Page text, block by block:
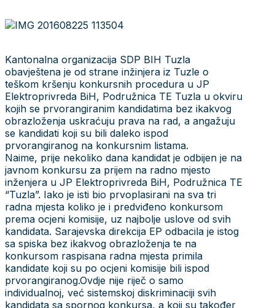
Kantonalna organizacija SDP BIH Tuzla
obavještena je od strane inžinjera iz Tuzle o
teškom kršenju konkursnih procedura u JP
Elektroprivreda BiH, Podružnica TE Tuzla u okviru
kojih se prvorangiranim kandidatima bez ikakvog
obrazloženja uskraćuju prava na rad, a angažuju
se kandidati koji su bili daleko ispod
prvorangiranog na konkursnim listama.
Naime, prije nekoliko dana kandidat je odbijen je na
javnom konkursu za prijem na radno mjesto
inženjera u JP Elektroprivreda BiH, Podružnica TE
“Tuzla”. Iako je isti bio prvoplasirani na sva tri
radna mjesta koliko je i predviđeno konkursom
prema ocjeni komisije, uz najbolje uslove od svih
kandidata. Sarajevska direkcija EP odbacila je istog
sa spiska bez ikakvog obrazloženja te na
konkursom raspisana radna mjesta primila
kandidate koji su po ocjeni komisije bili ispod
prvorangiranog.Ovdje nije riječ o samo
individualnoj, već sistemskoj diskriminaciji svih
kandidata sa spornog konkursa, a koji su također